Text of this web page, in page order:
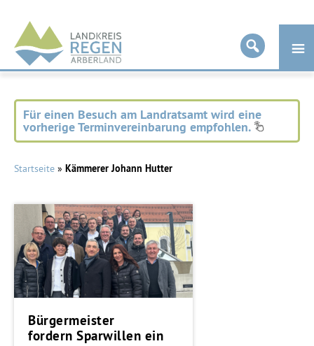
Landkreis
Regen
Für einen Besuch am Landratsamt wird eine
vorherige Terminvereinbarung empfohlen.
Startseite » Kämmerer Johann Hutter
Bürgermeister
fordern Sparwillen ein